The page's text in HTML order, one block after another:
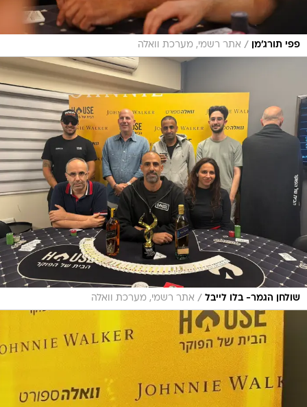
פפי תורג'מן / אתר רשמי, מערכת וואלה
שולחן הגמר- בלו לייבל / אתר רשמי, מערכת וואלה